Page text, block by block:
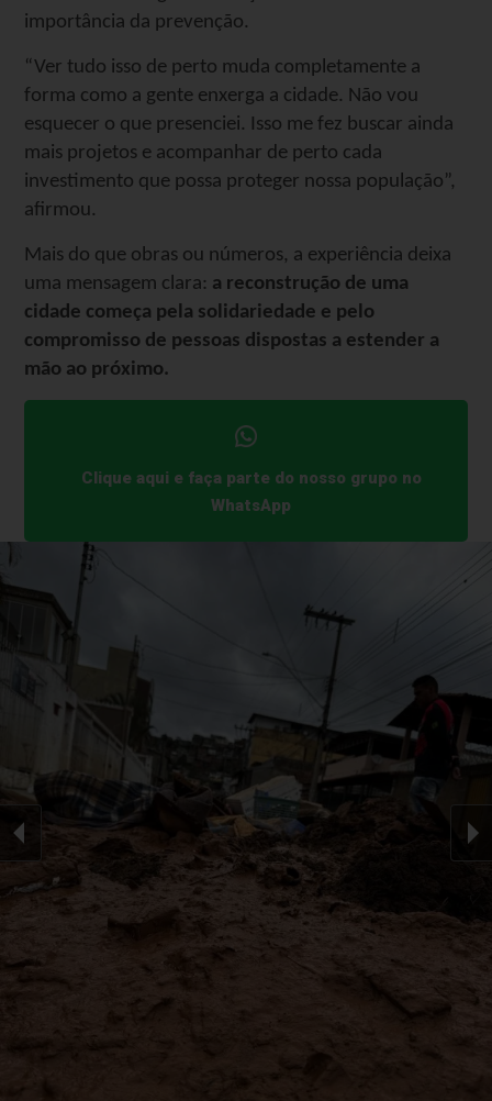
importância da prevenção.
“Ver tudo isso de perto muda completamente a
forma como a gente enxerga a cidade. Não vou
esquecer o que presenciei. Isso me fez buscar ainda
mais projetos e acompanhar de perto cada
investimento que possa proteger nossa população”,
afirmou.
Mais do que obras ou números, a experiência deixa
uma mensagem clara: a reconstrução de uma
cidade começa pela solidariedade e pelo
compromisso de pessoas dispostas a estender a
mão ao próximo.
Clique aqui e faça parte do nosso grupo no
WhatsApp